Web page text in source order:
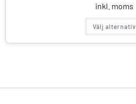
inkl. moms
Välj alternativ